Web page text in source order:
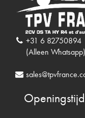
+31 6 82750894
(Alleen Whatsapp)